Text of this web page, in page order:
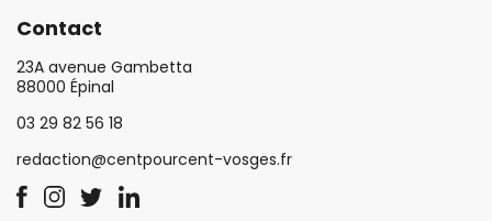
Contact
23A avenue Gambetta
88000 Épinal
03 29 82 56 18
redaction@centpourcent-vosges.fr